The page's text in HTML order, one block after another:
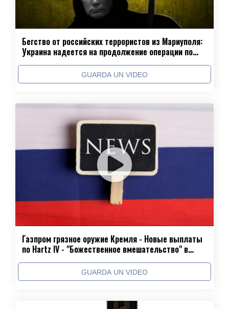
Бегство от российских террористов из Мариуполя:
Украина надеется на продолжение операции по
GUARDA UN VIDEO
Газпром грязное оружие Кремля - Новые выплаты
по Hartz IV - "Божественное вмешательство" в
GUARDA UN VIDEO